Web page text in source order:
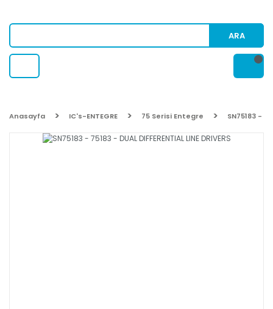
ARA
Anasayfa IC's-ENTEGRE 75 Serisi Entegre SN75183 -